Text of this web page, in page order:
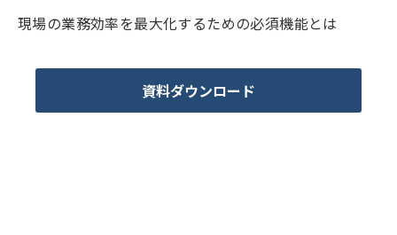
現場の業務効率を最大化するための必須機能とは
資料ダウンロード